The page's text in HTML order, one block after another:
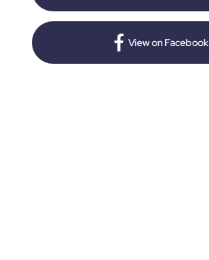
View on Facebook